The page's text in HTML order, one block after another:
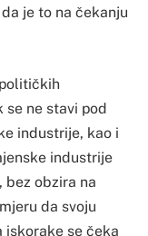
je to na čekanju
se ne stavi pod
industrije, kao i
industrije
bez obzira na
da svoju
iskorake se čeka